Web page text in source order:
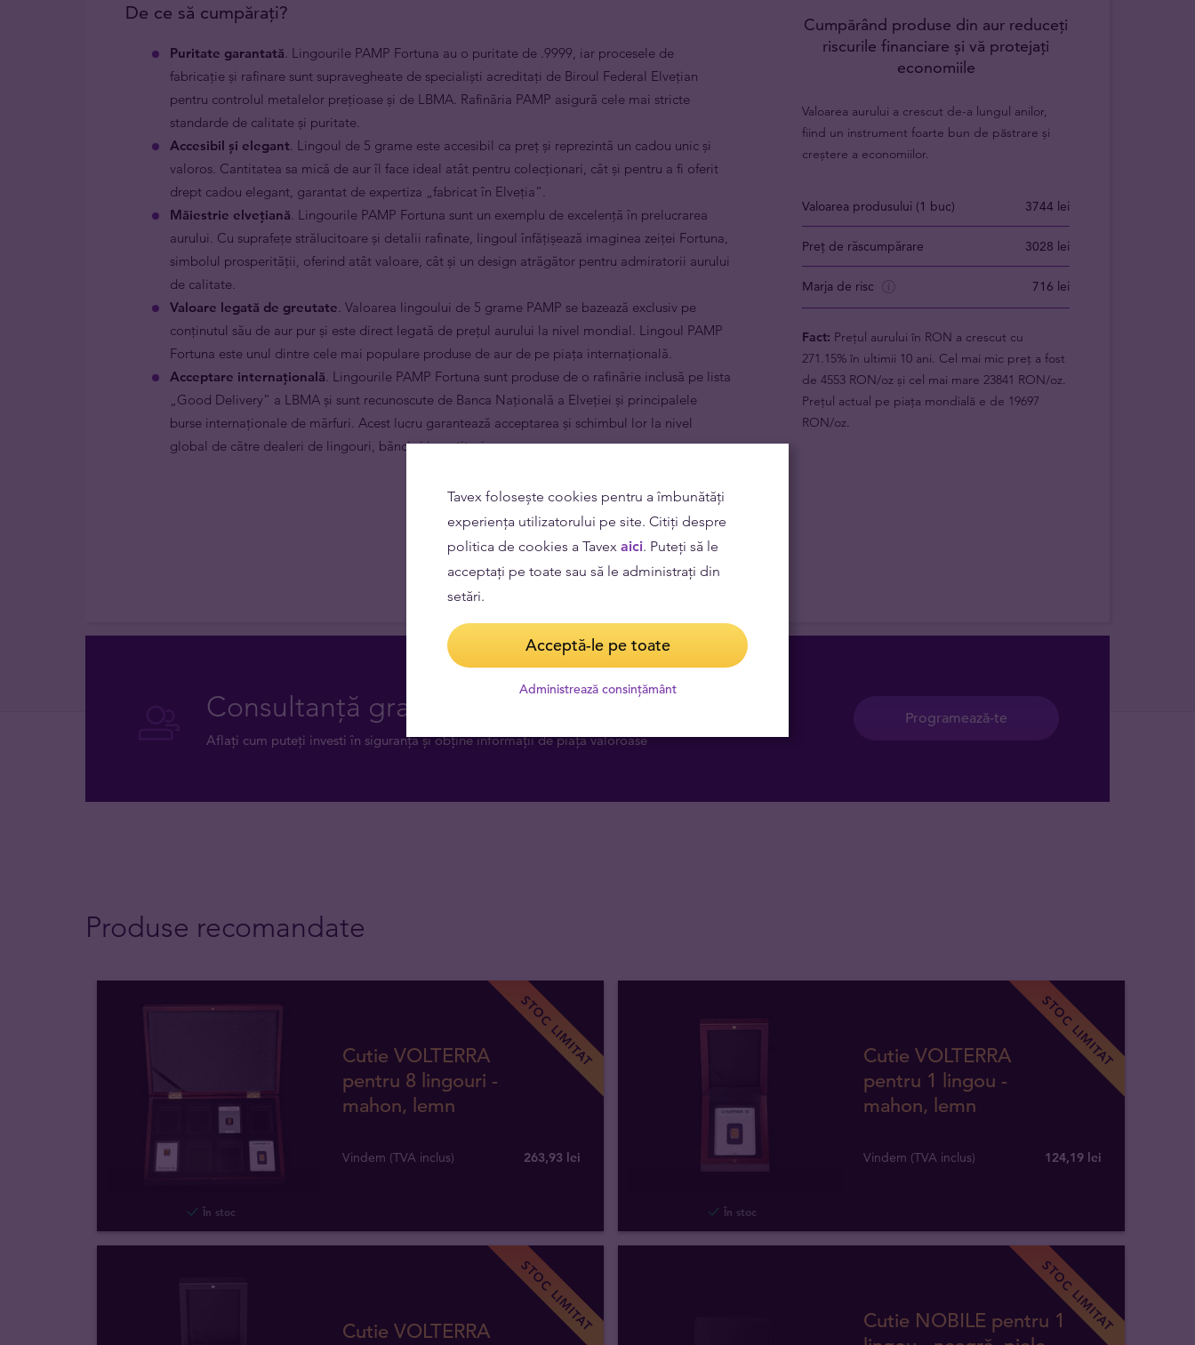
De ce să cumpărați?
Puritate garantată . Lingourile PAMP Fortuna au o puritate de .9999, iar procesele de
fabricație și rafinare sunt supravegheate de specialiști acreditați de Biroul Federal Elvețian
pentru controlul metalelor prețioase și de LBMA. Rafinăria PAMP asigură cele mai stricte
standarde de calitate și puritate.
Accesibil și elegant . Lingoul de 5 grame este accesibil ca preț și reprezintă un cadou unic și
valoros. Cantitatea sa mică de aur îl face ideal atât pentru colecționari, cât și pentru a fi oferit
drept cadou elegant, garantat de expertiza „fabricat în Elveția”.
Măiestrie elvețiană . Lingourile PAMP Fortuna sunt un exemplu de excelență în prelucrarea
aurului. Cu suprafețe strălucitoare și detalii rafinate, lingoul înfățișează imaginea zeiței Fortuna,
simbolul prosperității, oferind atât valoare, cât și un design atrăgător pentru admiratorii aurului
de calitate.
Valoare legată de greutate . Valoarea lingoului de 5 grame PAMP se bazează exclusiv pe
conținutul său de aur pur și este direct legată de prețul aurului la nivel mondial. Lingoul PAMP
Fortuna este unul dintre cele mai populare produse de aur de pe piața internațională.
Acceptare internațională . Lingourile PAMP Fortuna sunt produse de o rafinărie inclusă pe lista
„Good Delivery” a LBMA și sunt recunoscute de Banca Națională a Elveției și principalele
burse internaționale de mărfuri. Acest lucru garantează acceptarea și schimbul lor la nivel
global de către dealeri de lingouri, bănci și investitori.
Cumpărând produse din aur reduceți
riscurile financiare și vă protejați
economiile
Valoarea aurului a crescut de-a lungul anilor,
fiind un instrument foarte bun de păstrare și
creștere a economiilor.
Valoarea produsului (1 buc) 3744 lei
Preț de răscumpărare 3028 lei
Marja de risc 716 lei
Fact: Prețul aurului în RON a crescut cu
271.15% în ultimii 10 ani. Cel mai mic preț a fost
de 4553 RON/oz și cel mai mare 23841 RON/oz.
Prețul actual pe piața mondială e de 19697
RON/oz.
Consultanță gratuită pe bază de programare
Aflați cum puteți investi în siguranță și obține informații de piață valoroase
Programează-te
Produse recomandate
STOC LIMITAT
În stoc
Cutie VOLTERRA
pentru 8 lingouri -
mahon, lemn
Vindem (TVA inclus) 263,93 lei
STOC LIMITAT
În stoc
Cutie VOLTERRA
pentru 1 lingou -
mahon, lemn
Vindem (TVA inclus) 124,19 lei
STOC LIMITAT
Cutie VOLTERRA
STOC LIMITAT
Cutie NOBILE pentru 1
Tavex folosește cookies pentru a îmbunătăți
experiența utilizatorului pe site. Citiți despre
politica de cookies a Tavex aici. Puteți să le
acceptați pe toate sau să le administrați din
setări.
Acceptă-le pe toate
Administrează consințământ